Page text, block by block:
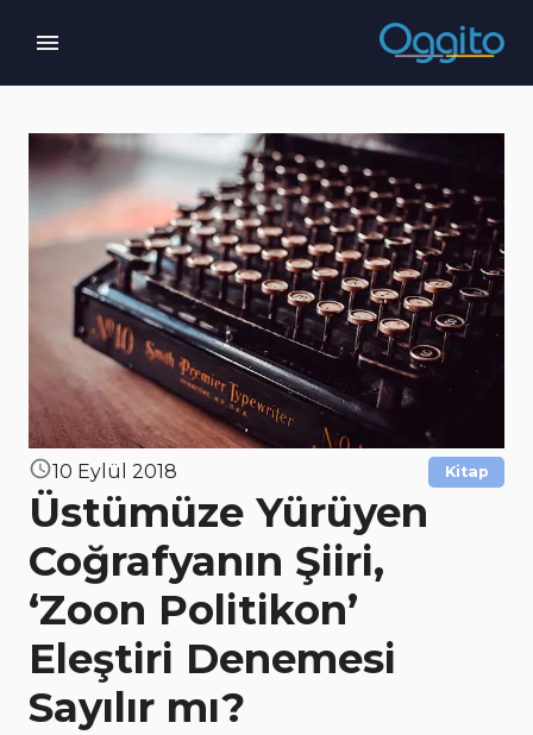
10 Eylül 2018 Kitap
Üstümüze Yürüyen
Coğrafyanın Şiiri,
‘Zoon Politikon’
Eleştiri Denemesi
Sayılır mı?